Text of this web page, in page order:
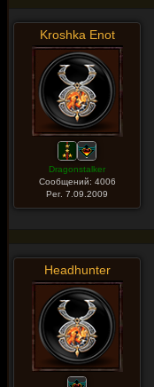
Kroshka Enot
Dragonstalker
Сообщений: 4006
Рег. 7.09.2009
Headhunter